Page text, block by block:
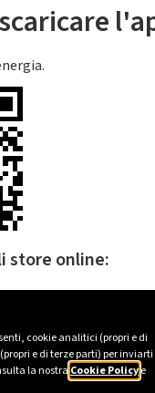
cookie analitici (propri e di
e di terze parti) per inviarti
la nostra Cookie Policye
store online: